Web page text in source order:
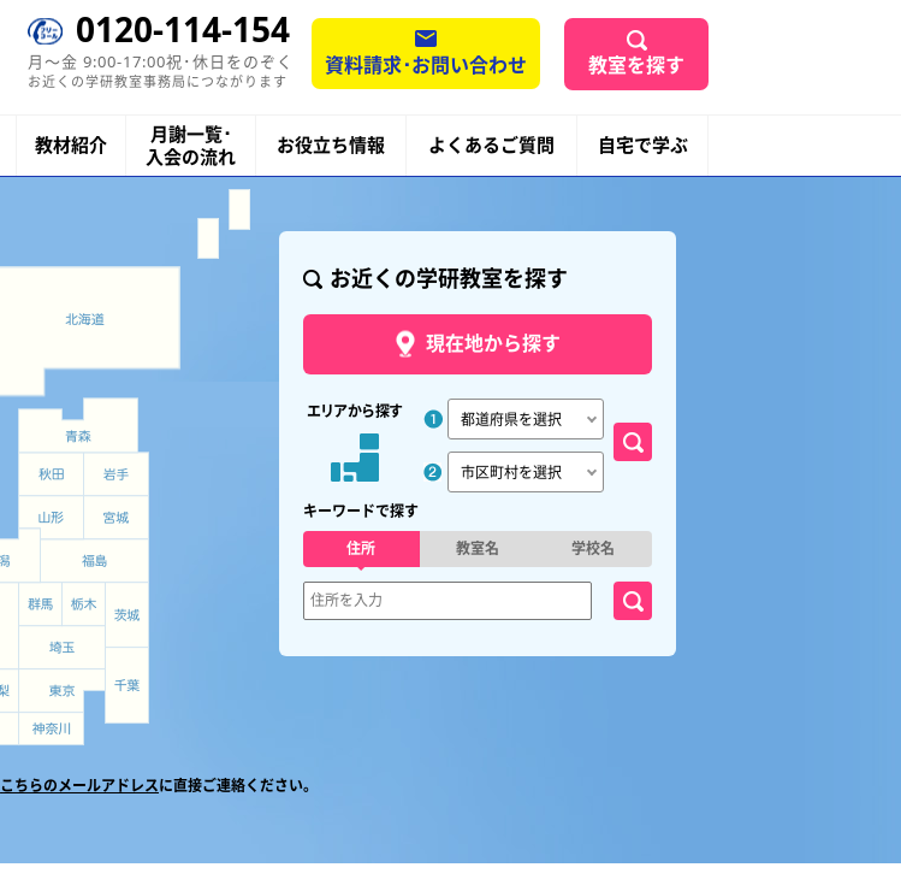
0120-114-154
月〜金 9:00-17:00祝･休日をのぞく
お近くの学研教室事務局につながります
資料請求･お問い合わせ 教室を探す
教材紹介
月謝一覧･
入会の流れ
お役立ち情報 よくあるご質問 自宅で学ぶ
お近くの学研教室を探す
現在地から探す
エリアから探す
キーワードで探す
住所
教室名 学校名
こちらのメールアドレスに直接ご連絡ください。